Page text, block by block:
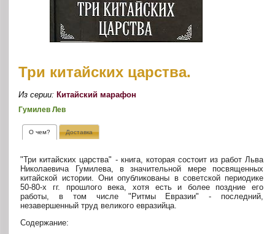
Три китайских царства.
Из серии:Китайский марафон
Гумилев Лев
О чем? Доставка
"Три китайских царства" - книга, которая состоит из работ Льва
Николаевича Гумилева, в значительной мере посвященных
китайской истории. Они опубликованы в советской периодике
50-80-х гг. прошлого века, хотя есть и более поздние его
работы, в том числе "Ритмы Евразии" - последний,
незавершенный труд великого евразийца.
Содержание: